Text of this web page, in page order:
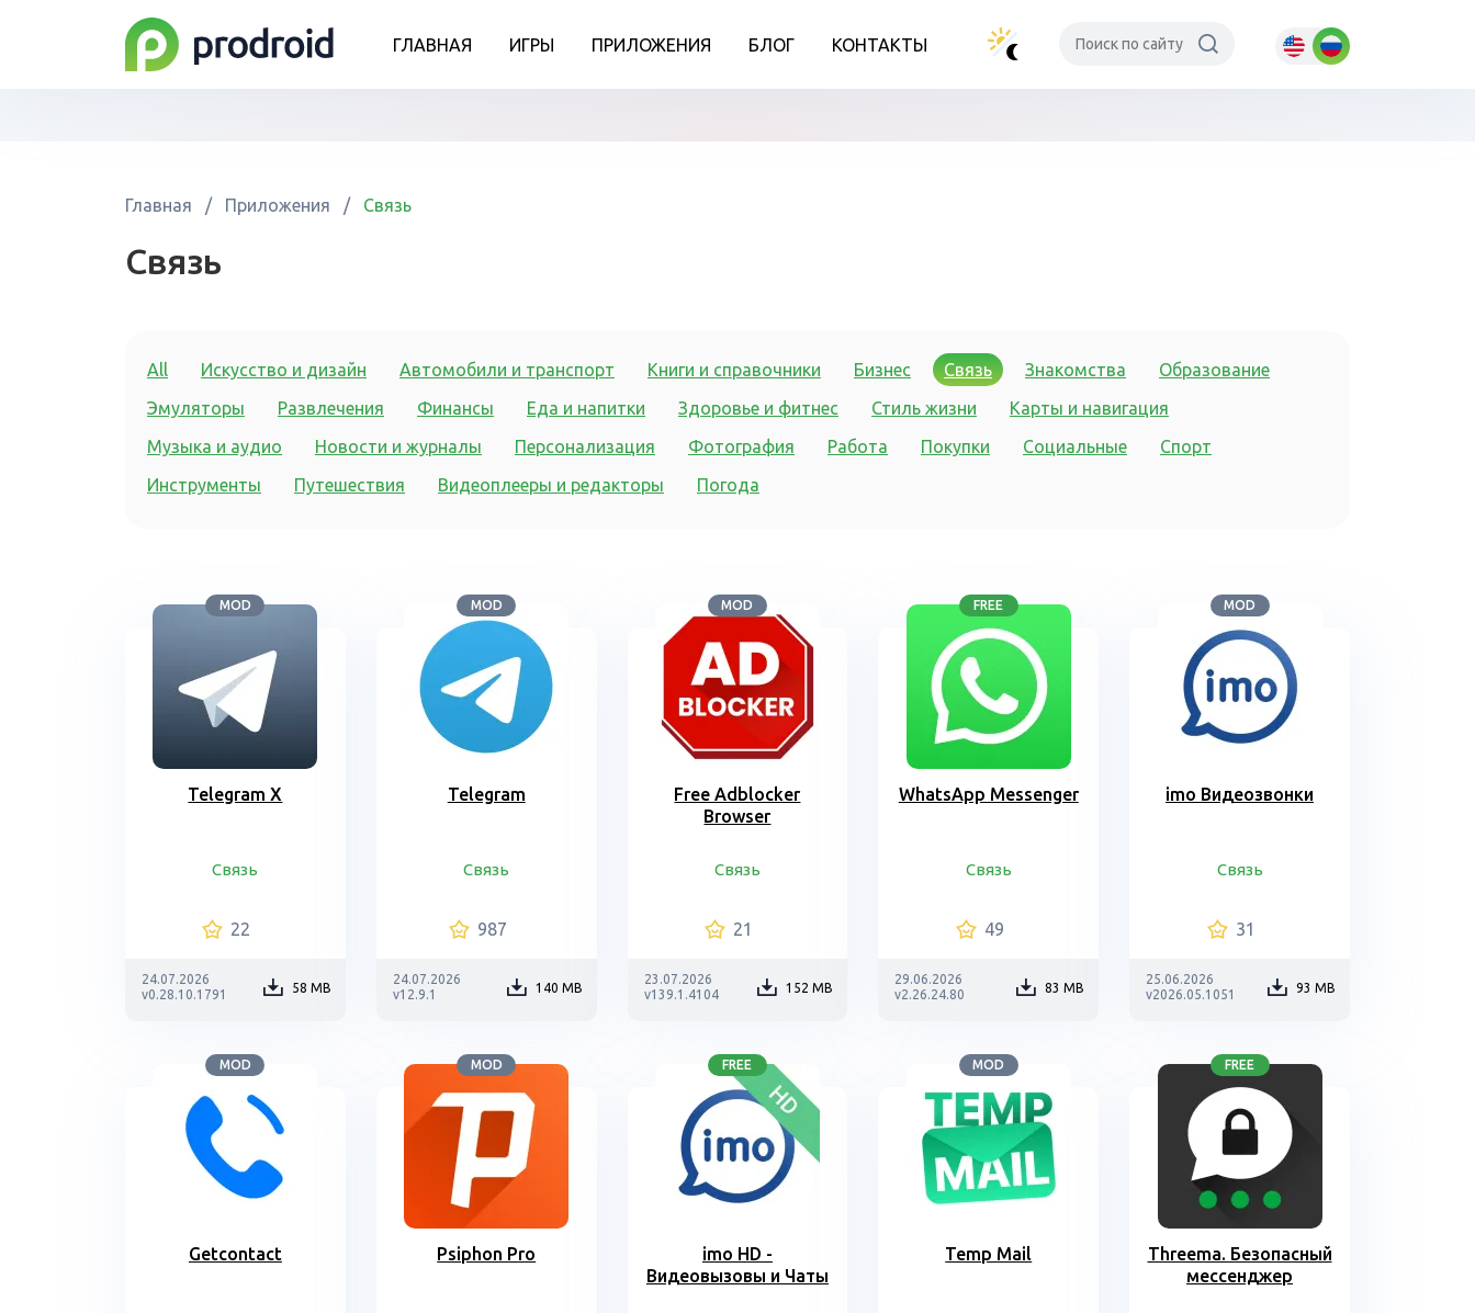
ГЛАВНАЯ ИГРЫ ПРИЛОЖЕНИЯ БЛОГ КОНТАКТЫ
Главная / Приложения / Связь
Связь
All Искусство и дизайн Автомобили и транспорт Книги и справочники Бизнес Связь Знакомства
Образование
Эмуляторы
Развлечения Финансы Еда и напитки Здоровье и фитнес Стиль жизни
Карты и навигация
Музыка и аудио
Новости и журналы Персонализация Фотография Работа Покупки Социальные
Спорт
Инструменты
Путешествия Видеоплееры и редакторы Погода
MOD
Telegram X
Связь
22
24.07.2026
v0.28.10.1791
58 MB
MOD
Telegram
Связь
987
24.07.2026
v12.9.1
140 MB
MOD
Free Adblocker
Browser
Связь
21
23.07.2026
v139.1.4104
152 MB
FREE
WhatsApp Messenger
Связь
49
29.06.2026
v2.26.24.80
83 MB
MOD
imo Видеозвонки
Связь
31
25.06.2026
v2026.05.1051
93 MB
MOD
Getcontact
MOD
Psiphon Pro
FREE
imo HD -
Видеовызовы и Чаты
MOD
Temp Mail
FREE
Threema. Безопасный
мессенджер